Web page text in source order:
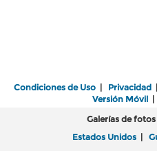
Condiciones de Uso | Privacidad
Versión Móvil|
Galerías de
Estados Unidos |